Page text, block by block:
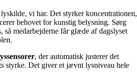
vi har. Det styrker koncentrationen,
behovet for kunstig belysning. Sørg
så medarbejderne får glæde af dagslyset
, der automatisk justerer det
styrke. Det giver et jævnt lysniveau hele